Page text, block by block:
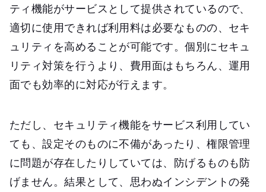
ティ機能がサービスとして提供されているので、
適切に使用できれば利用料は必要なものの、セキ
ュリティを高めることが可能です。個別にセキュ
リティ対策を行うより、費用面はもちろん、運用
面でも効率的に対応が行えます。
ただし、セキュリティ機能をサービス利用してい
ても、設定そのものに不備があったり、権限管理
に問題が存在したりしていては、防げるものも防
げません。結果として、思わぬインシデントの発